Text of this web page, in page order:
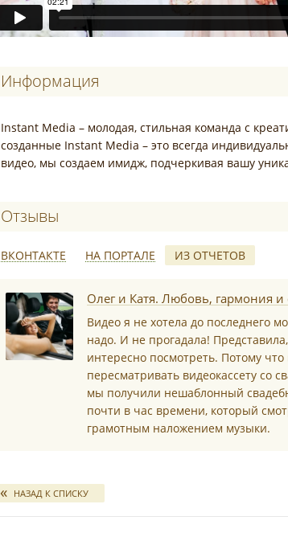
Информация
Instant Media – молодая, стильная команда с
созданные Instant Media – это всегда
видео, мы создаем имидж, подчеркивая вашу
Отзывы о Instant Media
ВКОНТАКТЕ НА ПОРТАЛЕ ИЗ ОТЧЕТОВ
*
Олег и Катя. Любовь, гармония и
Видео я не хотела до последнего
надо. И не прогадала!
интересно посмотреть. Потому
пересматривать видеокассету со
мы получили нешаблонный
почти в час времени, который
грамотным наложением музыки.
НАЗАД К СПИСКУ